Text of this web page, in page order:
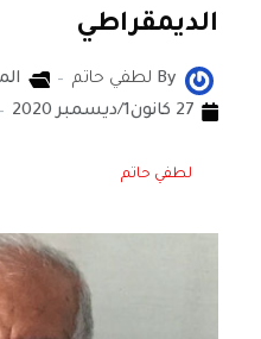
الديمقراطي
By لطفي حاتم
27 كانون1/ديسمبر 2020
لطفي حاتم